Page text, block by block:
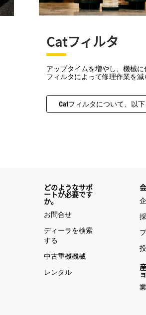
Catフィルタ
アップタイムを増やし、機械
フィルタによって修理作業を減
Catフィルタについて、以
どのようなサポ
ートが必要です
か。
お問合せ
ディーラを検索
する
中古重機機械
レンタル